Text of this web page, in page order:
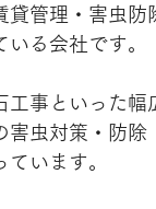
貸管理・害虫防
る会社です。
工事といった幅
害虫対策・防除
います。